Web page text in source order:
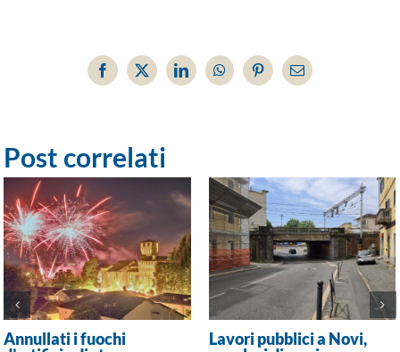
Facebook
X LinkedInWhatsAppPinterestEmail
Post correlati
Annullati i fuochi
Lavori pubblici a Novi,